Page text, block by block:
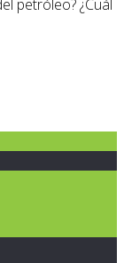
petróleo? ¿Cuál